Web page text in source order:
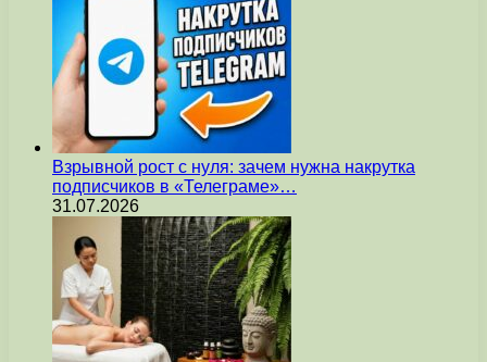
Взрывной рост с нуля: зачем нужна накрутка
подписчиков в «Телеграме»…
31.07.2026